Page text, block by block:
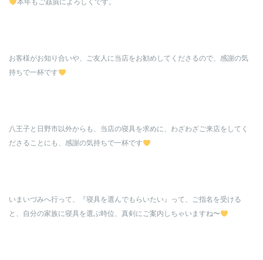
本年もご贔屓によろしくです。
お客様がお知り合いや、ご友人に当店をお勧めしてくださるので、感謝の気
持ちで一杯です
八王子と日野市以外からも、当店の寝具を求めに、わざわざご来店をしてく
ださることにも、感謝の気持ちで一杯です
いまいづみへ行って、『寝具を選んでもらいたい』って、ご指名を受ける
と、自分の家族に寝具を選ぶ時位、真剣にご案内しちゃいますね〜